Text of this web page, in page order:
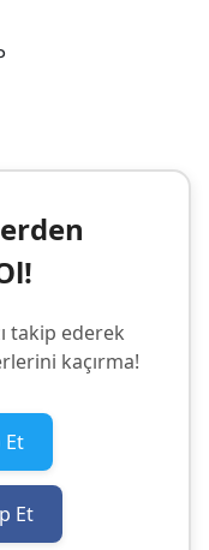
takip ederek
kaçırma!
Et
Et